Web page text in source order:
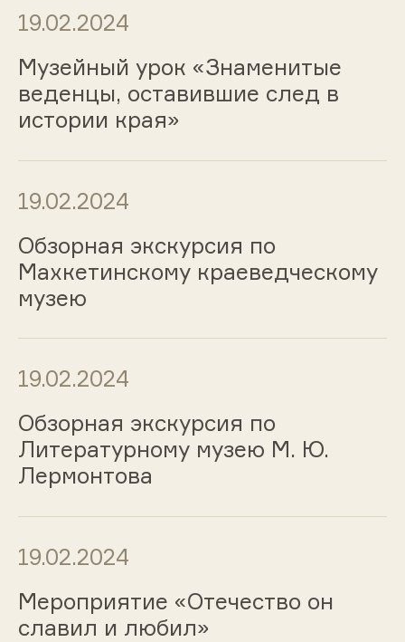
19.02.2024
Музейный урок «Знаменитые
веденцы, оставившие след в
истории края»
19.02.2024
Обзорная экскурсия по
Махкетинскому краеведческому
музею
19.02.2024
Обзорная экскурсия по
Литературному музею М. Ю.
Лермонтова
19.02.2024
Мероприятие «Отечество он
славил и любил»